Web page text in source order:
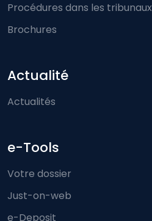
Procédures dans les tribunaux
Brochures
Actualité
Actualités
e-Tools
Votre dossier
Just-on-web
e-Deposit